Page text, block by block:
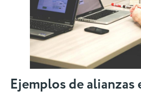
Ejemplos de alianzas